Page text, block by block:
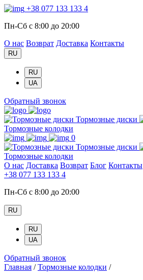
+38 077 133 133 4
Пн-Сб с 8:00 до 20:00
О нас Возврат Доставка Контакты
RU
RU
UA
Обратный звонок
Тормозные диски
Тормозные колодки
0
Тормозные диски
Тормозные колодки
О нас Доставка Возврат Блог Контакты
+38 077 133 133 4
Пн-Сб с 8:00 до 20:00
RU
RU
UA
Обратный звонок
Главная / Тормозные колодки /